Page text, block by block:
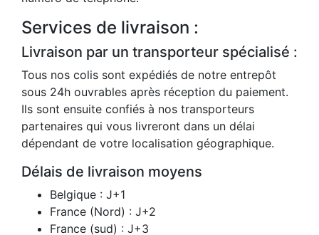
Services de livraison :
Livraison par un transporteur spécialisé :
Tous nos colis sont expédiés de notre entrepôt
sous 24h ouvrables après réception du paiement.
Ils sont ensuite confiés à nos transporteurs
partenaires qui vous livreront dans un délai
dépendant de votre localisation géographique.
Délais de livraison moyens
Belgique : J+1
France (Nord) : J+2
France (sud) : J+3